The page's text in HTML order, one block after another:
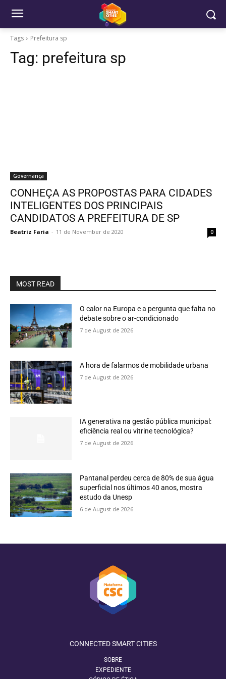
Tags Prefeitura sp
Tag: prefeitura sp
Governança
CONHEÇA AS PROPOSTAS PARA CIDADES
INTELIGENTES DOS PRINCIPAIS
CANDIDATOS A PREFEITURA DE SP
Beatriz Faria - 11 de November de 2020 0
MOST READ
O calor na Europa e a pergunta que falta no
debate sobre o ar-condicionado
7 de August de 2026
A hora de falarmos de mobilidade urbana
7 de August de 2026
IA generativa na gestão pública municipal:
eficiência real ou vitrine tecnológica?
7 de August de 2026
Pantanal perdeu cerca de 80% de sua água
superficial nos últimos 40 anos, mostra
estudo da Unesp
6 de August de 2026
CONNECTED SMART CITIES
SOBRE
EXPEDIENTE